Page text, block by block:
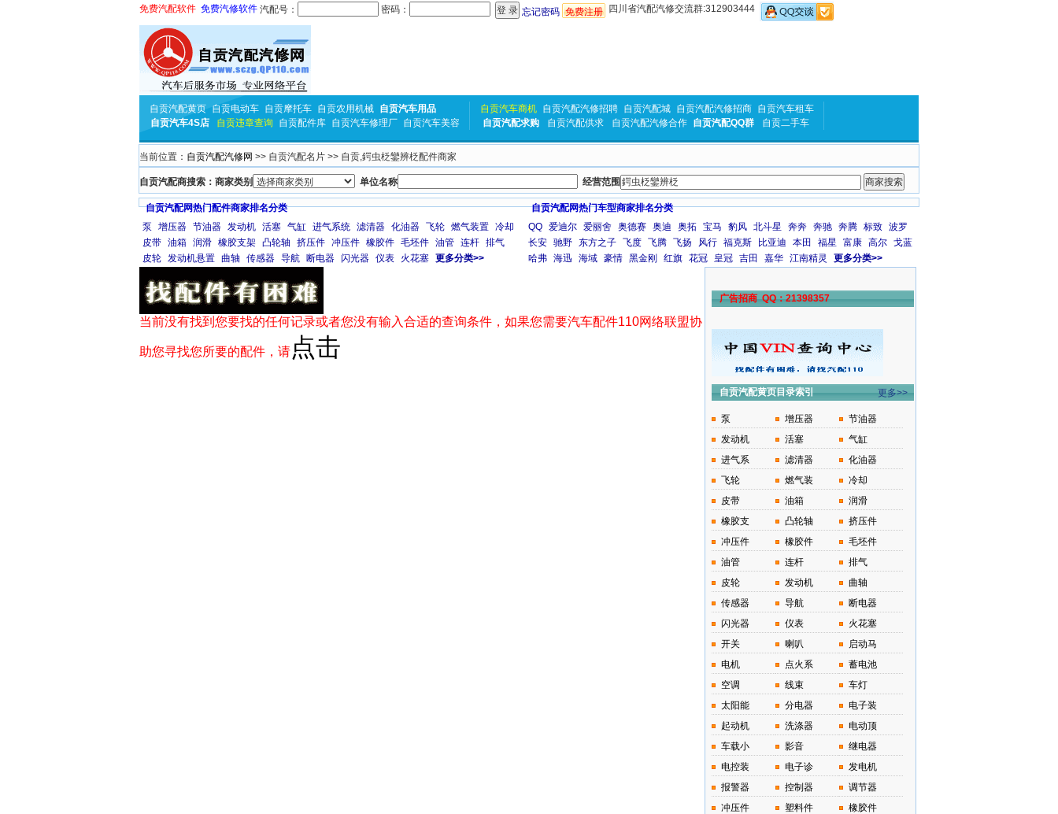
免费汽配软件 免费汽修软件 汽配号： 密码： 忘记密码 免费注册 四川省汽配汽修交流群:312903444
自贡汽配黄页 自贡电动车 自贡摩托车 自贡农用机械 自贡汽车用品
自贡汽车4S店
自贡违章查询 自贡配件库 自贡汽车修理厂 自贡汽车美容
自贡汽车商机 自贡汽配汽修招聘 自贡汽配城 自贡汽配汽修招商 自贡汽车租车
自贡汽配求购
自贡汽配供求 自贡汽配汽修合作 自贡汽配QQ群 自贡二手车
当前位置： 自贡汽配汽修网 >> 自贡汽配名片 >> 自贡,鍔虫柉鑾辨柉配件商家
自贡汽配商搜索：商家类别 单位名称 经营范围
自贡汽配网热门配件商家排名分类
泵
增压器 节油器 发动机 活塞 气缸 进气系统 滤清器 化油器 飞轮 燃气装置 冷却
皮带 油箱 润滑 橡胶支架 凸轮轴 挤压件 冲压件 橡胶件 毛坯件 油管 连杆 排气
皮轮 发动机悬置 曲轴 传感器 导航 断电器 闪光器 仪表 火花塞 更多分类>>
自贡汽配网热门车型商家排名分类
QQ 爱迪尔 爱丽舍 奥德赛 奥迪 奥拓 宝马 豹风 北斗星 奔奔 奔驰 奔腾 标致 波罗
长安 驰野 东方之子 飞度 飞腾 飞扬 风行 福克斯 比亚迪 本田 福星 富康 高尔 戈蓝
哈弗 海迅 海域 豪情 黑金刚 红旗 花冠 皇冠 吉田 嘉华 江南精灵 更多分类>>
当前没有找到您要找的任何记录或者您没有输入合适的查询条件，如果您需要汽车配件110网络联盟协
助您寻找您所要的配件，请 点击
广告招商 QQ：21398357
自贡汽配黄页目录索引 更多>>
泵 增压器
节油器
发动机
活塞
气缸
进气系
滤清器
化油器
飞轮
燃气装
冷却
皮带
油箱
润滑
橡胶支
凸轮轴
挤压件
冲压件
橡胶件
毛坯件
油管
连杆
排气
皮轮
发动机
曲轴
传感器
导航
断电器
闪光器
仪表
火花塞
开关
喇叭
启动马
电机
点火系
蓄电池
空调
线束
车灯
太阳能
分电器
电子装
起动机
洗涤器
电动顶
车载小
影音
继电器
电控装
电子诊
发电机
报警器
控制器
调节器
冲压件
塑料件
橡胶件